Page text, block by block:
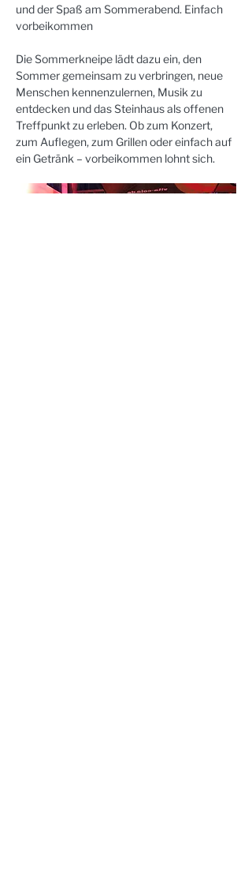
und der Spaß am Sommerabend. Einfach
vorbeikommen
Die Sommerkneipe lädt dazu ein, den
Sommer gemeinsam zu verbringen, neue
Menschen kennenzulernen, Musik zu
entdecken und das Steinhaus als offenen
Treffpunkt zu erleben. Ob zum Konzert,
zum Auflegen, zum Grillen oder einfach auf
ein Getränk – vorbeikommen lohnt sich.